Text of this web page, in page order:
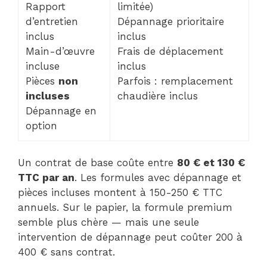
Rapport
d’entretien
inclus
Main-d’œuvre
incluse
Pièces non
incluses
Dépannage en
option
limitée)
Dépannage prioritaire
inclus
Frais de déplacement
inclus
Parfois : remplacement
chaudière inclus
Un contrat de base coûte entre 80 € et 130 €
TTC par an. Les formules avec dépannage et
pièces incluses montent à 150-250 € TTC
annuels. Sur le papier, la formule premium
semble plus chère — mais une seule
intervention de dépannage peut coûter 200 à
400 € sans contrat.